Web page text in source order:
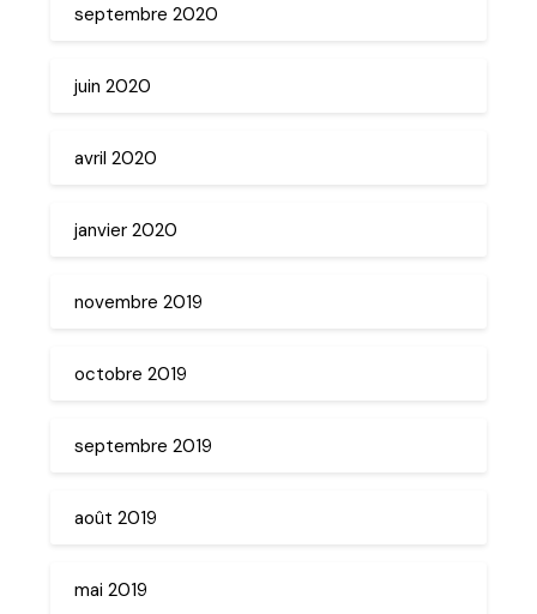
septembre 2020
juin 2020
avril 2020
janvier 2020
novembre 2019
octobre 2019
septembre 2019
août 2019
mai 2019